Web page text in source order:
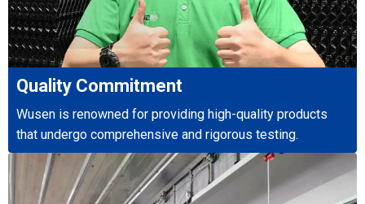
Quality Commitment
Wusen is renowned for providing high-quality products
that undergo comprehensive and rigorous testing.